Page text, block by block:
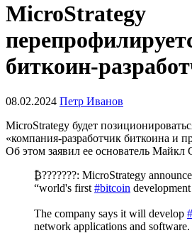
MicroStrategy
биткоин-
08.02.2024 Петр Иванов
MicroStrategy будет
«компания-разработчик биткоина и
Об этом заявил ее основатель Майкл
₿???????: MicroStrategy
“world's first #bitcoin
The company says it will develop
network applications and software.